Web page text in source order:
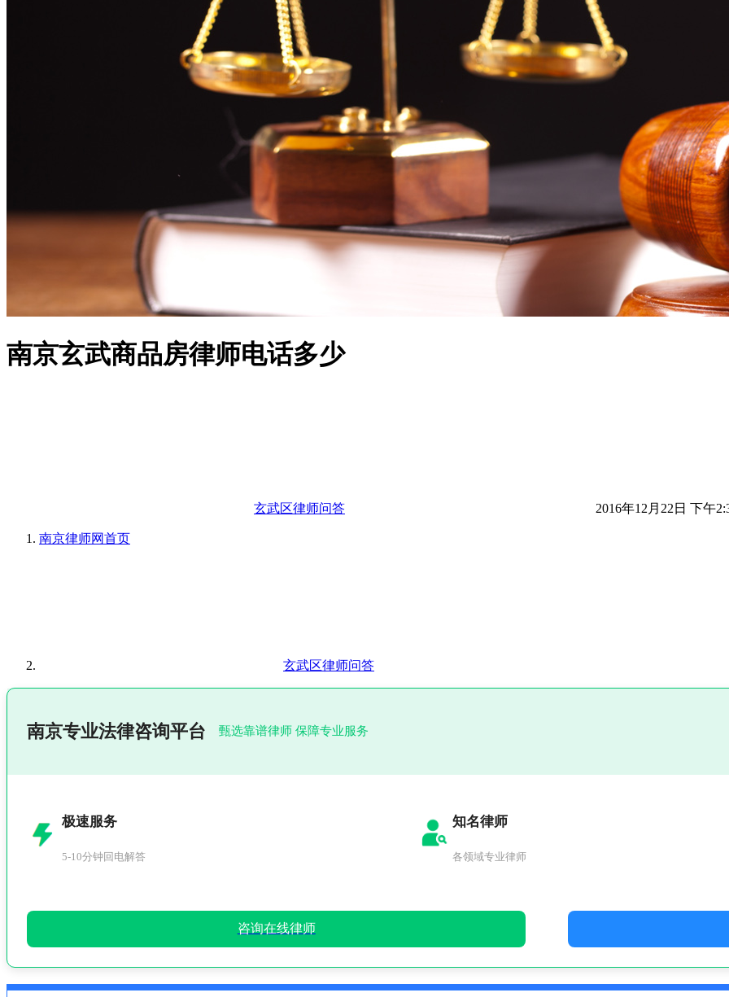
南京玄武商品房律师电话多少
玄武区律师问答 2016年12月22日 下午
南京律师网首页
玄武区律师问答
南京专业法律咨询平台 甄选靠谱律师 保障专业服务
极速服务
5-10分钟回电解答
知名律师
各领域专业律师
咨询在线律师